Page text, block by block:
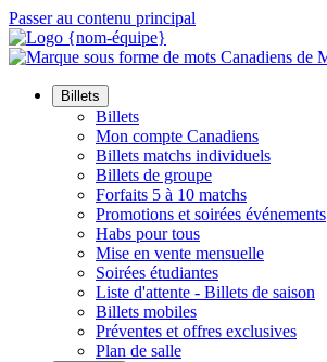
Passer au contenu principal
Billets
Billets
Mon compte Canadiens
Billets matchs individuels
Billets de groupe
Forfaits 5 à 10 matchs
Promotions et soirées événements
Habs pour tous
Mise en vente mensuelle
Soirées étudiantes
Liste d'attente - Billets de saison
Billets mobiles
Préventes et offres exclusives
Plan de salle